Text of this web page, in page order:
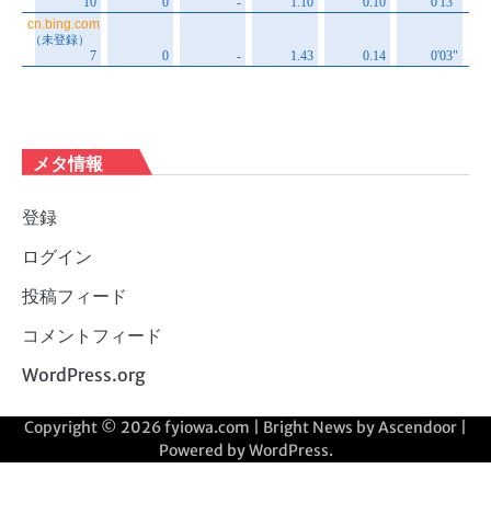
メタ情報
登録
ログイン
投稿フィード
コメントフィード
WordPress.org
Copyright © 2026fyiowa.com | Bright News byAscendoor
Powered byWordPress.